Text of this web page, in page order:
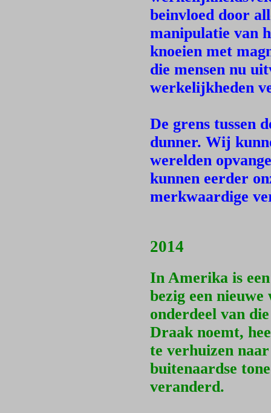
beinvloed door
manipulatie van
knoeien met
die mensen nu
werkelijkheden
De grens tussen
dunner. Wij
werelden
kunnen eerder
merkwaardige
2014
In Amerika is
bezig een
onderdeel van
Draak noemt,
te verhuizen
buitenaardse
veranderd.